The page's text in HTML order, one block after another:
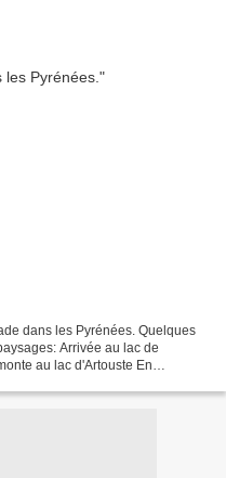
dans les Pyrénées. Quelques
Arrivée au lac de
au lac d'Artouste En